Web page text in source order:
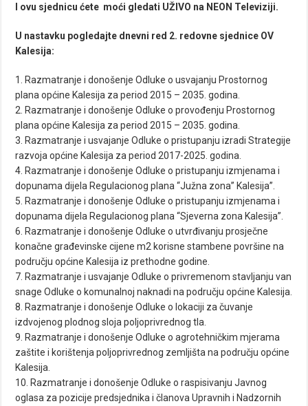
I ovu sjednicu ćete moći gledati UŽIVO na NEON Televiziji.
U nastavku pogledajte dnevni red 2. redovne sjednice OV
Kalesija:
1. Razmatranje i donošenje Odluke o usvajanju Prostornog
plana općine Kalesija za period 2015 – 2035. godina.
2. Razmatranje i donošenje Odluke o provođenju Prostornog
plana općine Kalesija za period 2015 – 2035. godina.
3. Razmatranje i usvajanje Odluke o pristupanju izradi Strategije
razvoja općine Kalesija za period 2017-2025. godina.
4. Razmatranje i donošenje Odluke o pristupanju izmjenama i
dopunama dijela Regulacionog plana “Južna zona” Kalesija”.
5. Razmatranje i donošenje Odluke o pristupanju izmjenama i
dopunama dijela Regulacionog plana “Sjeverna zona Kalesija”.
6. Razmatranje i donošenje Odluke o utvrđivanju prosječne
konačne građevinske cijene m2 korisne stambene površine na
području općine Kalesija iz prethodne godine.
7. Razmatranje i usvajanje Odluke o privremenom stavljanju van
snage Odluke o komunalnoj naknadi na području općine Kalesija.
8. Razmatranje i donošenje Odluke o lokaciji za čuvanje
izdvojenog plodnog sloja poljoprivrednog tla.
9. Razmatranje i donošenje Odluke o agrotehničkim mjerama
zaštite i korištenja poljoprivrednog zemljišta na području općine
Kalesija.
10. Razmatranje i donošenje Odluke o raspisivanju Javnog
oglasa za pozicije predsjednika i članova Upravnih i Nadzornih